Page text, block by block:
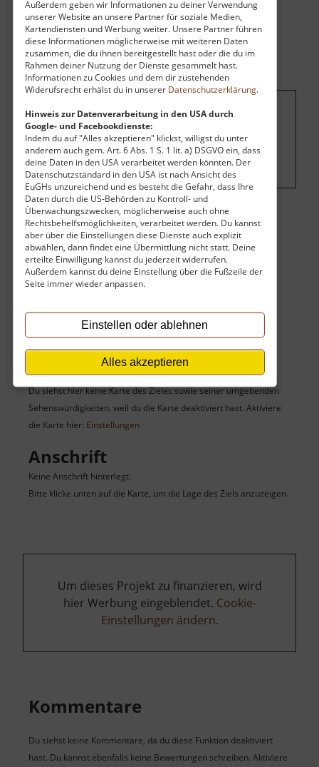
Außerdem geben wir Informationen zu deiner Verwendung
unserer Website an unsere Partner für soziale Medien,
Kartendiensten und Werbung weiter. Unsere Partner führen
diese Informationen möglicherweise mit weiteren Daten
zusammen, die du ihnen bereitgestellt hast oder die du im
Rahmen deiner Nutzung der Dienste gesammelt hast.
Informationen zu Cookies und dem dir zustehenden
Widerufsrecht erhälst du in unserer Datenschutzerklärung.
Hinweis zur Datenverarbeitung in den USA durch
Google- und Facebookdienste:
Indem du auf "Alles akzeptieren" klickst, willigst du unter
anderem auch gem. Art. 6 Abs. 1 S. 1 lit. a) DSGVO ein, dass
deine Daten in den USA verarbeitet werden könnten. Der
Datenschutzstandard in den USA ist nach Ansicht des
EuGHs unzureichend und es besteht die Gefahr, dass Ihre
Daten durch die US-Behörden zu Kontroll- und
Überwachungszwecken, möglicherweise auch ohne
Rechtsbehelfsmöglichkeiten, verarbeitet werden. Du kannst
aber über die Einstellungen diese Dienste auch explizit
abwählen, dann findet eine Übermittlung nicht statt. Deine
erteilte Einwilligung kannst du jederzeit widerrufen.
Außerdem kannst du deine Einstellung über die Fußzeile der
Seite immer wieder anpassen.
Einstellen oder ablehnen
Alles akzeptieren
Um dieses Projekt zu finanzieren, wird
hier Werbung eingeblendet.Cookie-
Einstellungen ändern.
Eintritt
Der Eintritt ist kostenlos.
Keine Angaben vorhanden.
Karte
Du siehst hier keine Karte des Zieles sowie seiner umgebenden
Sehenswürdigkeiten, weil du die Karte deaktiviert hast. Aktiviere
die Karte hier: Einstellungen
Anschrift
Keine Anschrift hinterlegt.
Bitte klicke unten auf die Karte, um die Lage des Ziels anzuzeigen.
Um dieses Projekt zu finanzieren, wird
hier Werbung eingeblendet. Cookie-
Einstellungen ändern.
Kommentare
Du siehst keine Kommentare, da du diese Funktion deaktiviert
hast. Du kannst ebenfalls keine Bewertungen schreiben. Aktiviere